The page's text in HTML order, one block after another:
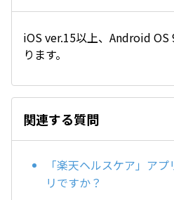
iOS ver.15以上、Android OS
ります。
関連する質問
「楽天ヘルスケア」ア
リですか？